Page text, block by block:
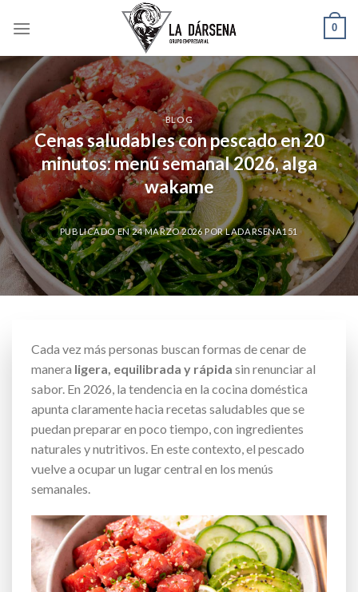
0
BLOG
Cenas saludables con pescado en 20
minutos: menú semanal 2026, alga
wakame
PUBLICADO EN24 MARZO 2026PORLADARSENA151
Cada vez más personas buscan formas de cenar de
manera ligera, equilibrada y rápida sin renunciar al
sabor. En 2026, la tendencia en la cocina doméstica
apunta claramente hacia recetas saludables que se
puedan preparar en poco tiempo, con ingredientes
naturales y nutritivos. En este contexto, el pescado
vuelve a ocupar un lugar central en los menús
semanales.